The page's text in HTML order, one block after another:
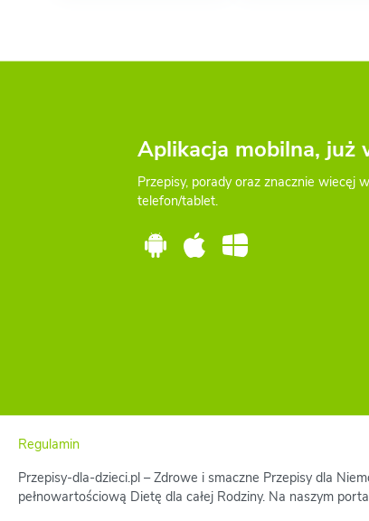
Aplikacja mobilna, już
Przepisy, porady oraz znacznie wiecęj
telefon/tablet.
Regulamin
Przepisy-dla-dzieci.pl – Zdrowe i smaczne Przepisy dla
pełnowartościową Dietę dla całej Rodziny. Na naszym